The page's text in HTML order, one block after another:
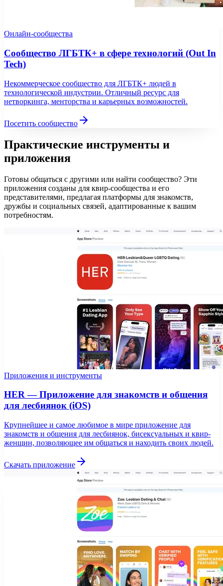
Онлайн-сообщества
Сообщество ЛГБТК+ в сфере технологий (Out In
Tech)
Некоммерческое сообщество для ЛГБТК+ людей в
технологической индустрии. Отличный ресурс для
нетворкинга, менторства и карьерных возможностей.
Посетить сообщество
Практические инструменты и
приложения
Готовы общаться с другими или найти сообщество? Эти
приложения созданы для квир-сообщества и его
представителями, предлагая платформы для знакомств,
дружбы и социальных связей, адаптированные к вашим
потребностям.
Приложения и инструменты
HER — Приложение для знакомств и общения
для лесбиянок (iOS)
Крупнейшее и самое любимое в мире приложение для
знакомств и общения для лесбиянок, бисексуальных и квир-
женщин, позволяющее им общаться и находить своих людей.
Скачать приложение